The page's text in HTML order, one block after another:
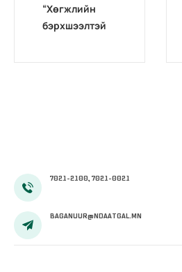
“Хөгжлийн
бэрхшээлтэй
зохион
7021-2100, 7021-0021
BAGANUUR@NDAATGAL.MN